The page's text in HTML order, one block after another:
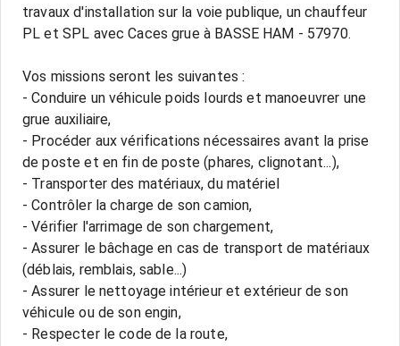
travaux d'installation sur la voie publique, un chauffeur
PL et SPL avec Caces grue à BASSE HAM - 57970.
Vos missions seront les suivantes :
- Conduire un véhicule poids lourds et manoeuvrer une
grue auxiliaire,
- Procéder aux vérifications nécessaires avant la prise
de poste et en fin de poste (phares, clignotant...),
- Transporter des matériaux, du matériel
- Contrôler la charge de son camion,
- Vérifier l'arrimage de son chargement,
- Assurer le bâchage en cas de transport de matériaux
(déblais, remblais, sable...)
- Assurer le nettoyage intérieur et extérieur de son
véhicule ou de son engin,
- Respecter le code de la route,